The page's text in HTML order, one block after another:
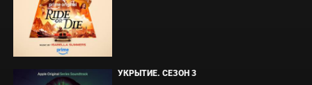
УКРЫТИЕ. СЕЗОН 3